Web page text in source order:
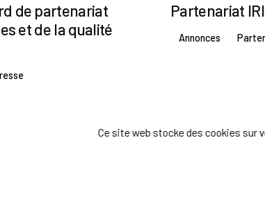
de partenariat
et de la qualité
Partenariat
Annonces
Ce site web stocke des cookies sur